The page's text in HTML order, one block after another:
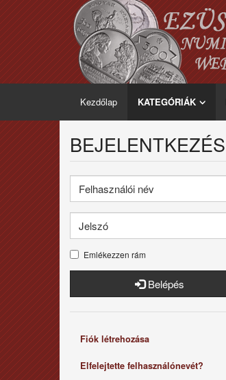
Kezdőlap KATEGÓRIÁK
BEJELENTKEZÉS
Emlékezzen rám
Belépés
Fiók létrehozása
Elfelejtette felhasználónevét?